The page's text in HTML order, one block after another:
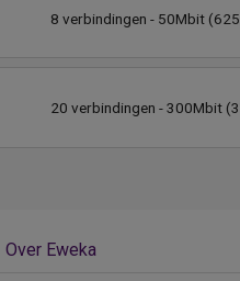
8 verbindingen - 50Mbit
20 verbindingen - 300Mbit
Over Eweka